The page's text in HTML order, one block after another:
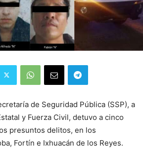
de Seguridad Pública (SSP), a
y Fuerza Civil, detuvo a cinco
presuntos delitos, en los
Fortín e Ixhuacán de los Reyes.